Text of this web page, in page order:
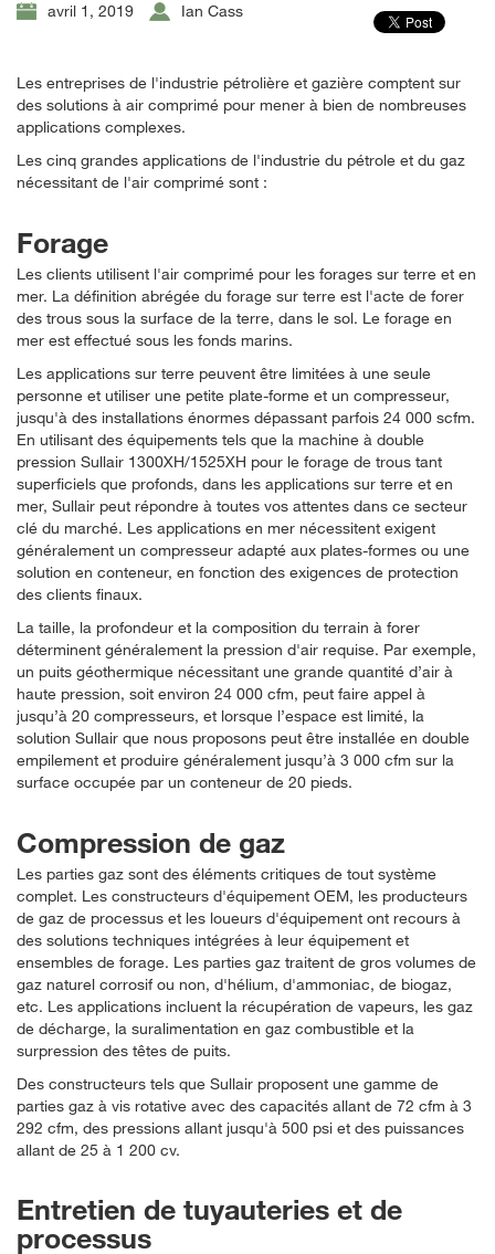
avril 1, 2019 Ian Cass
Les entreprises de l'industrie pétrolière et gazière comptent sur
des solutions à air comprimé pour mener à bien de nombreuses
applications complexes.
Les cinq grandes applications de l'industrie du pétrole et du gaz
nécessitant de l'air comprimé sont :
Forage
Les clients utilisent l'air comprimé pour les forages sur terre et en
mer. La définition abrégée du forage sur terre est l'acte de forer
des trous sous la surface de la terre, dans le sol. Le forage en
mer est effectué sous les fonds marins.
Les applications sur terre peuvent être limitées à une seule
personne et utiliser une petite plate-forme et un compresseur,
jusqu'à des installations énormes dépassant parfois 24 000 scfm.
En utilisant des équipements tels que la machine à double
pression Sullair 1300XH/1525XH pour le forage de trous tant
superficiels que profonds, dans les applications sur terre et en
mer, Sullair peut répondre à toutes vos attentes dans ce secteur
clé du marché. Les applications en mer nécessitent exigent
généralement un compresseur adapté aux plates-formes ou une
solution en conteneur, en fonction des exigences de protection
des clients finaux.
La taille, la profondeur et la composition du terrain à forer
déterminent généralement la pression d'air requise. Par exemple,
un puits géothermique nécessitant une grande quantité d’air à
haute pression, soit environ 24 000 cfm, peut faire appel à
jusqu’à 20 compresseurs, et lorsque l’espace est limité, la
solution Sullair que nous proposons peut être installée en double
empilement et produire généralement jusqu’à 3 000 cfm sur la
surface occupée par un conteneur de 20 pieds.
Compression de gaz
Les parties gaz sont des éléments critiques de tout système
complet. Les constructeurs d'équipement OEM, les producteurs
de gaz de processus et les loueurs d'équipement ont recours à
des solutions techniques intégrées à leur équipement et
ensembles de forage. Les parties gaz traitent de gros volumes de
gaz naturel corrosif ou non, d'hélium, d'ammoniac, de biogaz,
etc. Les applications incluent la récupération de vapeurs, les gaz
de décharge, la suralimentation en gaz combustible et la
surpression des têtes de puits.
Des constructeurs tels que Sullair proposent une gamme de
parties gaz à vis rotative avec des capacités allant de 72 cfm à 3
292 cfm, des pressions allant jusqu'à 500 psi et des puissances
allant de 25 à 1 200 cv.
Entretien de tuyauteries et de
processus